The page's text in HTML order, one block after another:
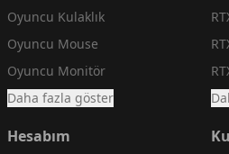
Oyuncu Kulaklık
Oyuncu Mouse
Oyuncu Monitör
Daha fazla göster
Hesabım